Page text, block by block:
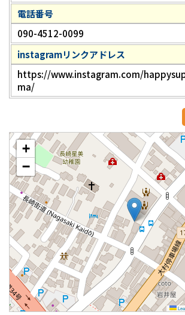
電話番号
090-4512-0099
instagramリンクアドレス
https://www.instagram.com/
ma/
+
−